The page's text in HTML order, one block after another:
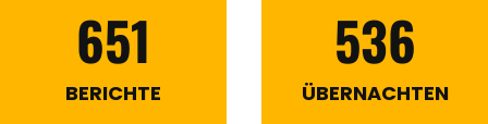
651
BERICHTE
536
ÜBERNACHTEN